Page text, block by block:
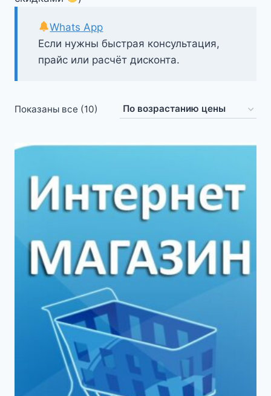
Если нужны быстрая консультация,
прайс или расчёт дисконта.
Whats App
Показаны все (10) Цены:
возрастанию